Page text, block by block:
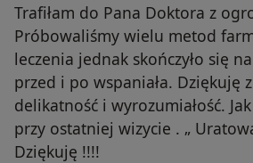
Trafiłam do Pana Doktora z
Próbowaliśmy wielu metod
leczenia jednak skończyło się
przed i po wspaniała. Dziękuję
delikatność i wyrozumiałość.
przy ostatniej wizycie . „
Dziękuję !!!!